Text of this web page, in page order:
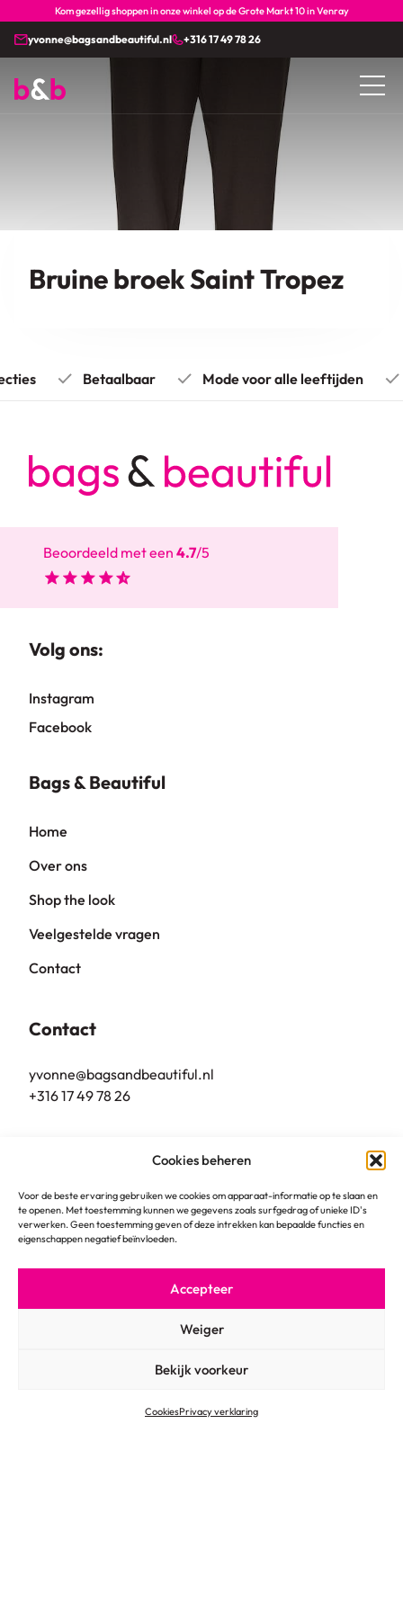
Cookies beheren
Voor de beste ervaring gebruiken we cookies om apparaat-informatie op te slaan en
te openen. Met toestemming kunnen we gegevens zoals surfgedrag of unieke ID's
verwerken. Geen toestemming geven of deze intrekken kan bepaalde functies en
eigenschappen negatief beïnvloeden.
Accepteer
Weiger
Bekijk voorkeur
CookiesPrivacy verklaring
Kom gezellig shoppen in onze winkel op de Grote Markt 10 in Venray
yvonne@bagsandbeautiful.nl +316 17 49 78 26
Bruine broek Saint Tropez
Betaalbaar Mode voor alle leeftijden
Beoordeeld met een 4.7/5
Volg ons:
Instagram
Facebook
Bags & Beautiful
Home
Over ons
Shop the look
Veelgestelde vragen
Contact
Contact
yvonne@bagsandbeautiful.nl
+316 17 49 78 26
5801 BL, Venray
Privacy verklaring